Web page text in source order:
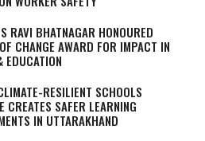
RAVI BHATNAGAR HONOURED
CHANGE AWARD FOR IMPACT IN
EDUCATION
RESILIENT SCHOOLS
CREATES SAFER LEARNING
IN UTTARAKHAND